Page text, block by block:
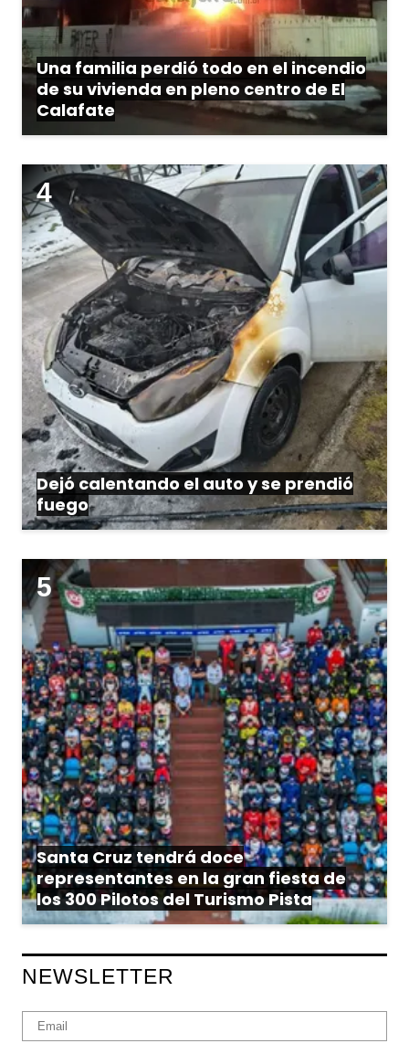
Una familia perdió todo en el incendio
de su vivienda en pleno centro de El
Calafate
Dejó calentando el auto y se prendió
fuego
Santa Cruz tendrá doce
representantes en la gran fiesta de
los 300 Pilotos del Turismo Pista
NEWSLETTER